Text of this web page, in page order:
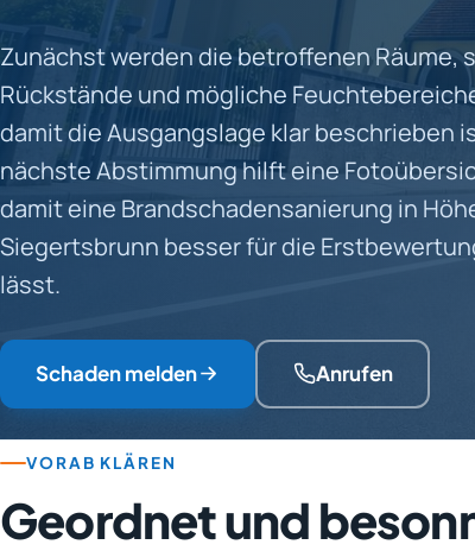
Zunächst werden die betroffenen Räume,
Rückstände und mögliche
damit die Ausgangslage klar beschrieben
nächste Abstimmung hilft eine
damit eine Brandschadensanierung in
Siegertsbrunn besser für die
lässt.
Schaden melden Anrufen
VORAB KLÄREN
Geordnet und